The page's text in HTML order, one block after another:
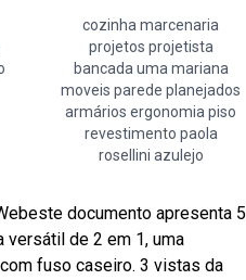
cozinha marcenaria
projetos projetista
bancada uma mariana
moveis parede planejados
armários ergonomia piso
revestimento paola
rosellini azulejo
documento apresenta 5
versátil de 2 em 1, uma
fuso caseiro. 3 vistas da